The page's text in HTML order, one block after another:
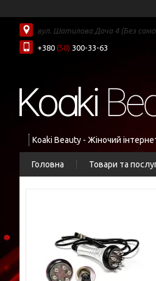
вул. Шатилова Дача 4 (Без
+380 (50) 300-33-63
Koaki Beauty - Жіночий
Головна Товари та